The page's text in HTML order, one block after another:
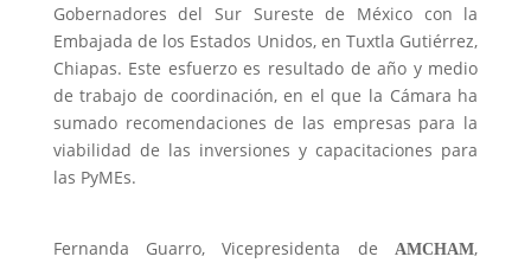
Gobernadores del Sur Sureste de México con la
Embajada de los Estados Unidos, en Tuxtla Gutiérrez,
Chiapas. Este esfuerzo es resultado de año y medio
de trabajo de coordinación, en el que la Cámara ha
sumado recomendaciones de las empresas para la
viabilidad de las inversiones y capacitaciones para
las PyMEs.
Fernanda Guarro, Vicepresidenta de AMCHAM,